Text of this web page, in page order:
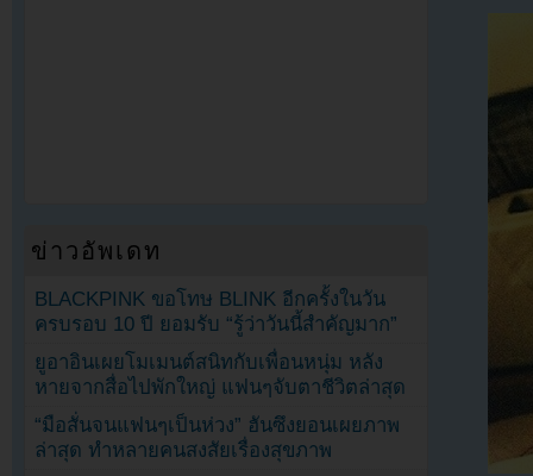
ข่าวอัพเดท
BLACKPINK ขอโทษ BLINK อีกครั้งในวัน
ครบรอบ 10 ปี ยอมรับ “รู้ว่าวันนี้สำคัญมาก”
ยูอาอินเผยโมเมนต์สนิทกับเพื่อนหนุ่ม หลัง
หายจากสื่อไปพักใหญ่ แฟนๆจับตาชีวิตล่าสุด
“มือสั่นจนแฟนๆเป็นห่วง” ฮันซึงยอนเผยภาพ
ล่าสุด ทำหลายคนสงสัยเรื่องสุขภาพ